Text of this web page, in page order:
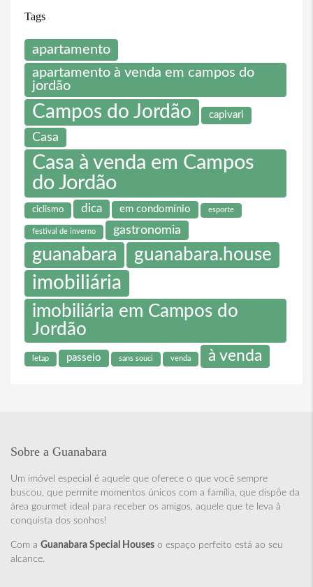
Tags
apartamento
apartamento à venda em campos do
jordão
Campos do Jordão capivari
Casa
Casa à venda em Campos
do Jordão
ciclismo dica em condomínio esporte
festival de inverno gastronomia
guanabara guanabara.house
imobiliária
imobiliária em Campos do
Jordão
letap passeio sans souci venda à venda
Sobre a Guanabara
Um imóvel especial é aquele que oferece o que você sempre
buscou, que permite momentos únicos com a família, que dispõe da
área gourmet ideal para receber os amigos, aquele que te leva à
conquista dos sonhos!
Com a Guanabara Special Houses o espaço perfeito está ao seu
alcance.